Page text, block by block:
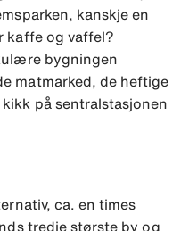
kanskje en
kaffe og vaffel?
bygningen
matmarked, de heftige
på sentralstasjonen
ca. en times
tredje største by og